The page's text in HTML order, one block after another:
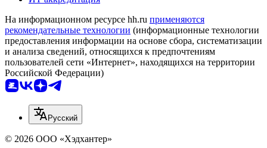
На информационном ресурсе hh.ru применяются
рекомендательные технологии (информационные технологии
предоставления информации на основе сбора, систематизации
и анализа сведений, относящихся к предпочтениям
пользователей сети «Интернет», находящихся на территории
Российской Федерации)
Русский
© 2026 ООО «Хэдхантер»